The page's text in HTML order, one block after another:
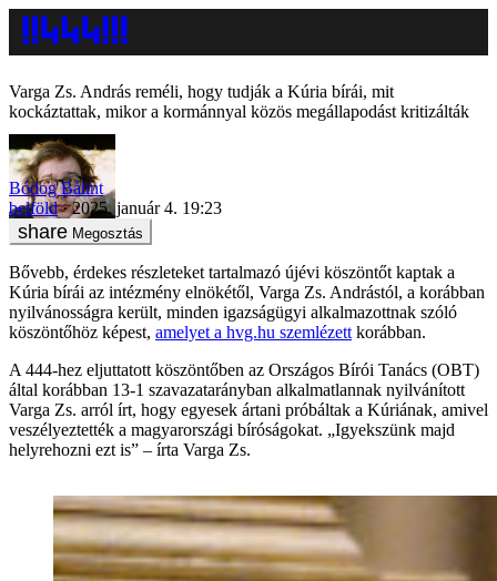
Varga Zs. András reméli, hogy tudják a Kúria bírái, mit
kockáztattak, mikor a kormánnyal közös megállapodást kritizálták
Bódog Bálint
belföld
2025. január 4. 19:23
Megosztás
Bővebb, érdekes részleteket tartalmazó újévi köszöntőt kaptak a
Kúria bírái az intézmény elnökétől, Varga Zs. Andrástól, a korábban
nyilvánosságra került, minden igazságügyi alkalmazottnak szóló
köszöntőhöz képest, amelyet a hvg.hu szemlézett korábban.
A 444-hez eljuttatott köszöntőben az Országos Bírói Tanács (OBT)
által korábban 13-1 szavazatarányban alkalmatlannak nyilvánított
Varga Zs. arról írt, hogy egyesek ártani próbáltak a Kúriának, amivel
veszélyeztették a magyarországi bíróságokat. „Igyekszünk majd
helyrehozni ezt is” – írta Varga Zs.